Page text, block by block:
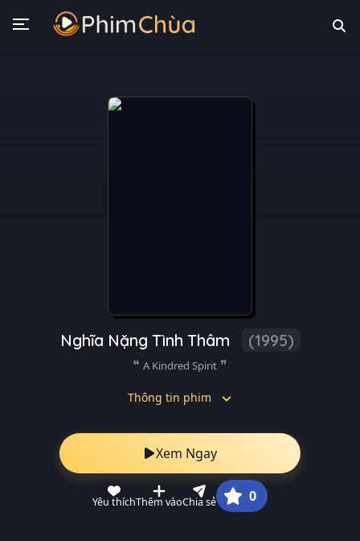
Nghĩa Nặng Tình Thâm (1995)
A Kindred Spirit
Thông tin phim
Xem Ngay
Yêu thíchThêm vàoChia sẻ 0